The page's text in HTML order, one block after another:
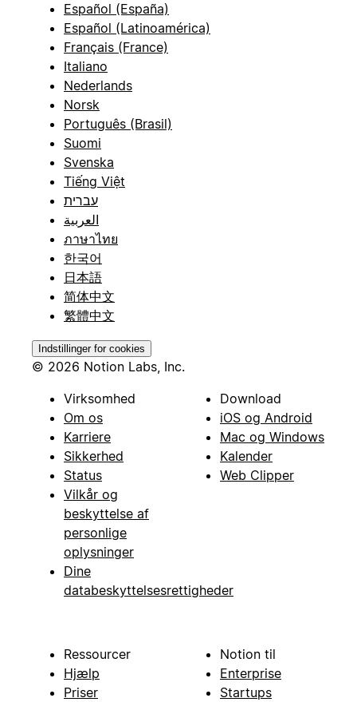
Español (España)
Español (Latinoamérica)
Français (France)
Italiano
Nederlands
Norsk
Português (Brasil)
Suomi
Svenska
Tiếng Việt
עברית
العربية
ภาษาไทย
한국어
日本語
简体中文
繁體中文
Indstillinger for cookies
© 2026 Notion Labs, Inc.
Virksomhed
Om os
Karriere
Sikkerhed
Status
Vilkår og
beskyttelse af
personlige
oplysninger
Dine
databeskyttelsesrettigheder
Download
iOS og Android
Mac og Windows
Kalender
Web Clipper
Ressourcer
Hjælp
Priser
Notion til
Enterprise
Startups